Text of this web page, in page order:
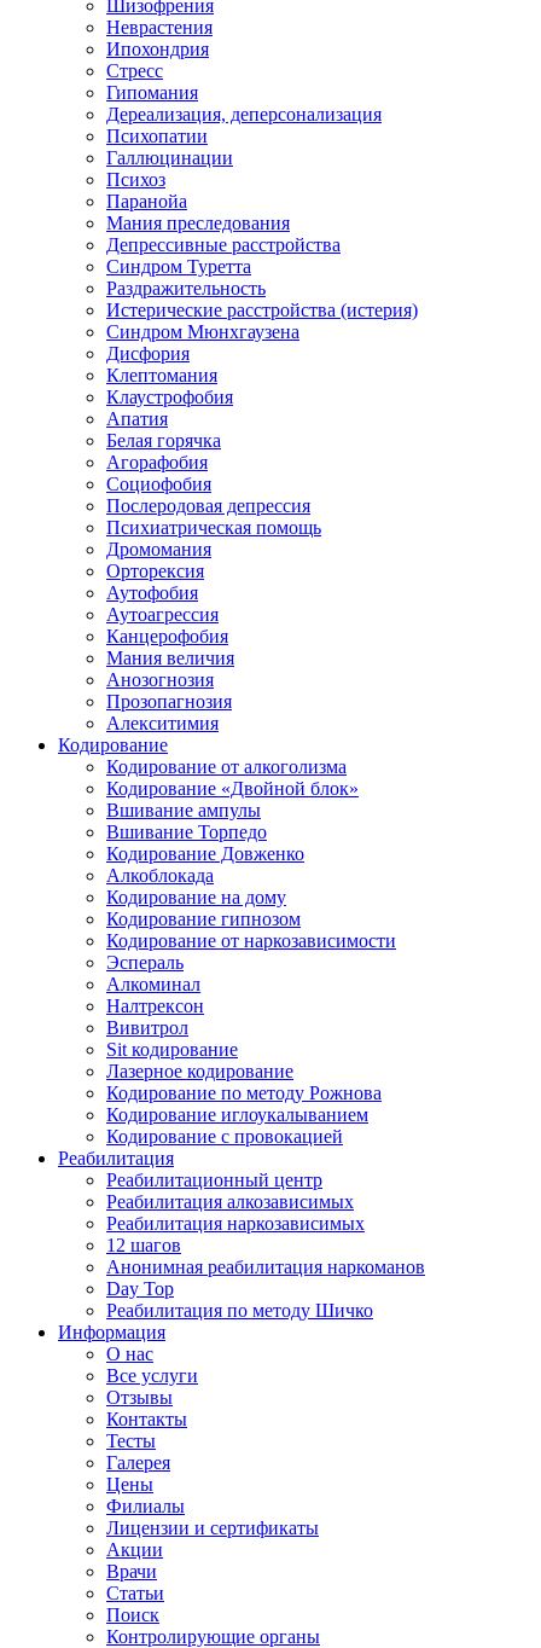
Шизофрения
Неврастения
Ипохондрия
Стресс
Гипомания
Дереализация, деперсонализация
Психопатии
Галлюцинации
Психоз
Паранойа
Мания преследования
Депрессивные расстройства
Синдром Туретта
Раздражительность
Истерические расстройства (истерия)
Синдром Мюнхгаузена
Дисфория
Клептомания
Клаустрофобия
Апатия
Белая горячка
Агорафобия
Социофобия
Послеродовая депрессия
Психиатрическая помощь
Дромомания
Орторексия
Аутофобия
Аутоагрессия
Канцерофобия
Мания величия
Анозогнозия
Прозопагнозия
Алекситимия
Кодирование
Кодирование от алкоголизма
Кодирование «Двойной блок»
Вшивание ампулы
Вшивание Торпедо
Кодирование Довженко
Алкоблокада
Кодирование на дому
Кодирование гипнозом
Кодирование от наркозависимости
Эспераль
Алкоминал
Налтрексон
Вивитрол
Sit кодирование
Лазерное кодирование
Кодирование по методу Рожнова
Кодирование иглоукалыванием
Кодирование с провокацией
Реабилитация
Реабилитационный центр
Реабилитация алкозависимых
Реабилитация наркозависимых
12 шагов
Анонимная реабилитация наркоманов
Day Top
Реабилитация по методу Шичко
Информация
О нас
Все услуги
Отзывы
Контакты
Тесты
Галерея
Цены
Филиалы
Лицензии и сертификаты
Акции
Врачи
Статьи
Поиск
Контролирующие органы